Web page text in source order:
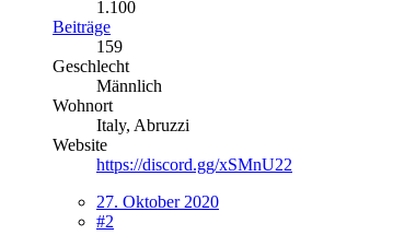
1.100
Beiträge
159
Geschlecht
Männlich
Wohnort
Italy, Abruzzi
Website
https://discord.gg/xSMnU22
27. Oktober 2020
#2